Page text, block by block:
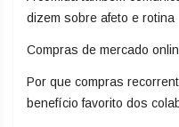
dizem sobre afeto e rotina
Compras de mercado
Por que compras
benefício favorito dos